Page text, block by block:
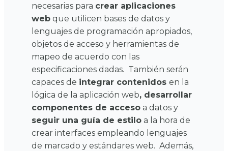
necesarias para crear aplicaciones
web que utilicen bases de datos y
lenguajes de programación apropiados,
objetos de acceso y herramientas de
mapeo de acuerdo con las
especificaciones dadas. También serán
capaces de integrar contenidos en la
lógica de la aplicación web, desarrollar
componentes de acceso a datos y
seguir una guía de estilo a la hora de
crear interfaces empleando lenguajes
de marcado y estándares web. Además,